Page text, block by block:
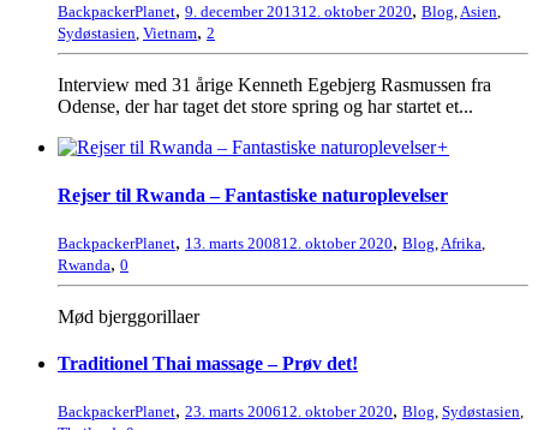
BackpackerPlanet, 9. december 201312. oktober 2020, Blog,Asien,
Sydøstasien, Vietnam, 2
Interview med 31 årige Kenneth Egebjerg Rasmussen fra
Odense, der har taget det store spring og har startet et...
+
Rejser til Rwanda – Fantastiske naturoplevelser
BackpackerPlanet, 13. marts 200812. oktober 2020, Blog Afrika
Rwanda, 0
Mød bjerggorillaer
Traditionel Thai massage – Prøv det!
BackpackerPlanet, 23. marts 200612. oktober 2020, Blog, Sydøstasien,